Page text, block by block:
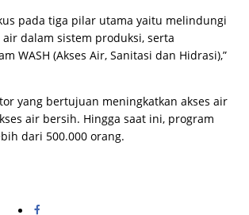
pada tiga pilar utama yaitu melindungi
dalam sistem produksi, serta
WASH (Akses Air, Sanitasi dan Hidrasi),”
yang bertujuan meningkatkan akses air
air bersih. Hingga saat ini, program
dari 500.000 orang.